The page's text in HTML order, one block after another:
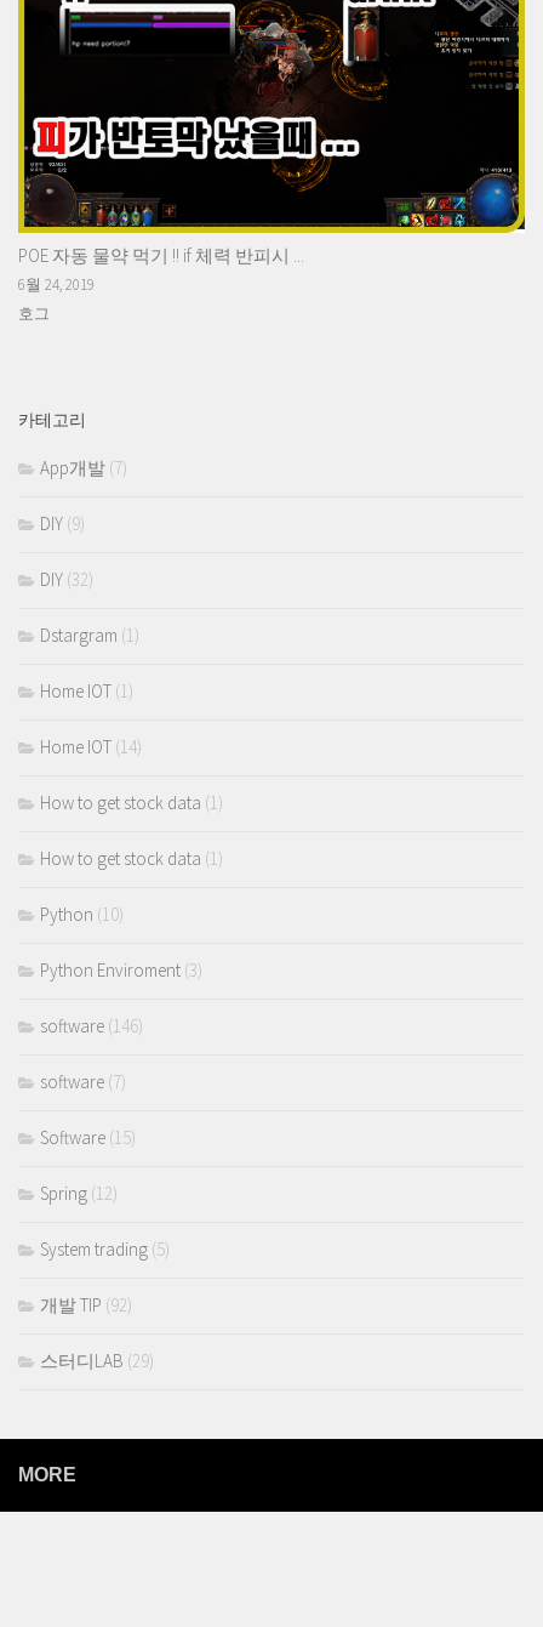
POE 자동 물약 먹기 !! if 체력 반피시 ...
6월 24, 2019
호그
카테고리
App개발 (7)
DIY (9)
DIY (32)
Dstargram (1)
Home IOT (1)
Home IOT (14)
How to get stock data (1)
How to get stock data (1)
Python (10)
Python Enviroment (3)
software (146)
software (7)
Software (15)
Spring (12)
System trading (5)
개발 TIP (92)
스터디LAB (29)
MORE